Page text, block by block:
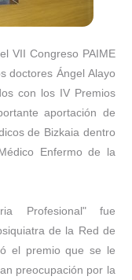
VII Congreso PAIME
doctores Ángel Alayo
con los IV Premios
aportación de
de Bizkaia dentro
Enfermo de la
Profesional" fue
de la Red de
el premio que se le
preocupación por la